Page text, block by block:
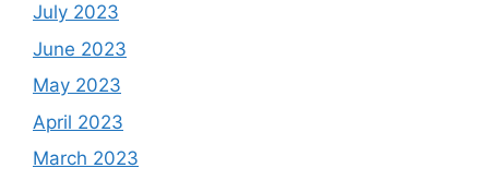
July 2023
June 2023
May 2023
April 2023
March 2023